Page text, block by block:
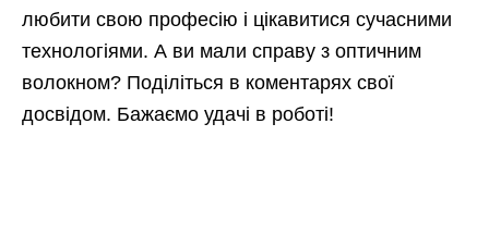
любити свою професію і цікавитися сучасними
технологіями. А ви мали справу з оптичним
волокном? Поділіться в коментарях свої
досвідом. Бажаємо удачі в роботі!